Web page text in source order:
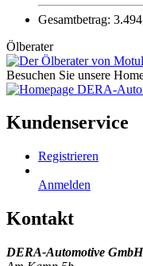
Gesamtbetrag:
Ölberater
Besuchen Sie unsere
Kundenservice
Registrieren
Anmelden
Kontakt
DERA-Automotive GmbH